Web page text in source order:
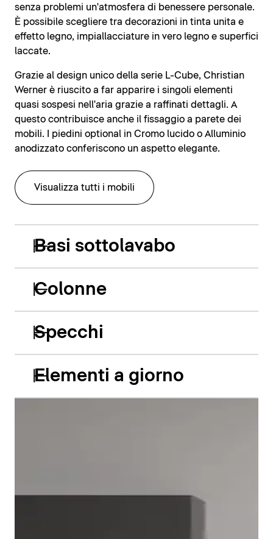
senza problemi un'atmosfera di benessere personale.
È possibile scegliere tra decorazioni in tinta unita e
effetto legno, impiallacciature in vero legno e superfici
laccate.
Grazie al design unico della serie L-Cube, Christian
Werner è riuscito a far apparire i singoli elementi
quasi sospesi nell'aria grazie a raffinati dettagli. A
questo contribuisce anche il fissaggio a parete dei
mobili. I piedini optional in Cromo lucido o Alluminio
anodizzato conferiscono un aspetto elegante.
Visualizza tutti i mobili
Basi sottolavabo
Colonne
Specchi
Elementi a giorno